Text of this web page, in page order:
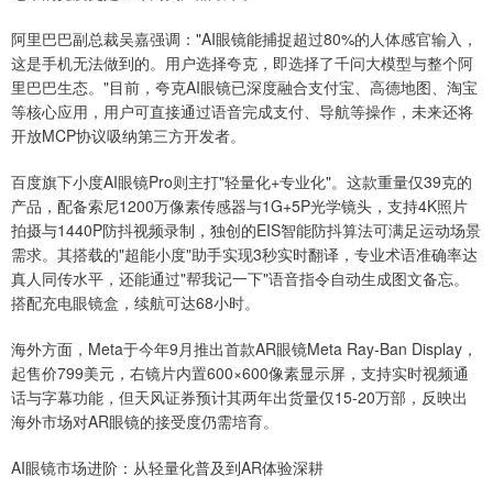
阿里巴巴副总裁吴嘉强调："AI眼镜能捕捉超过80%的人体感官输入，
这是手机无法做到的。用户选择夸克，即选择了千问大模型与整个阿
里巴巴生态。"目前，夸克AI眼镜已深度融合支付宝、高德地图、淘宝
等核心应用，用户可直接通过语音完成支付、导航等操作，未来还将
开放MCP协议吸纳第三方开发者。
百度旗下小度AI眼镜Pro则主打"轻量化+专业化"。这款重量仅39克的
产品，配备索尼1200万像素传感器与1G+5P光学镜头，支持4K照片
拍摄与1440P防抖视频录制，独创的EIS智能防抖算法可满足运动场景
需求。其搭载的"超能小度"助手实现3秒实时翻译，专业术语准确率达
真人同传水平，还能通过"帮我记一下"语音指令自动生成图文备忘。
搭配充电眼镜盒，续航可达68小时。
海外方面，Meta于今年9月推出首款AR眼镜Meta Ray-Ban Display，
起售价799美元，右镜片内置600×600像素显示屏，支持实时视频通
话与字幕功能，但天风证券预计其两年出货量仅15-20万部，反映出
海外市场对AR眼镜的接受度仍需培育。
AI眼镜市场进阶：从轻量化普及到AR体验深耕